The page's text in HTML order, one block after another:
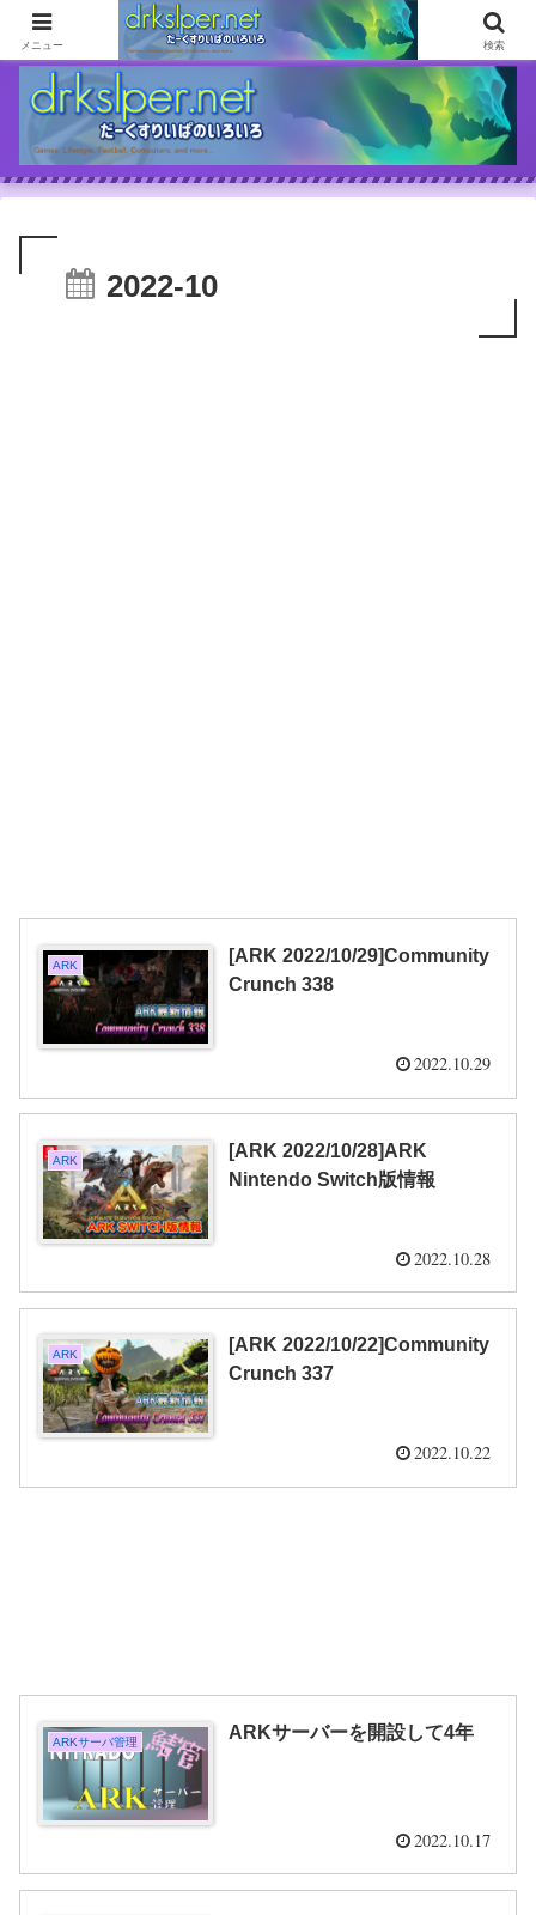
ゲームとか自分の体験談とか書いてます
2022-10
ARK
[ARK 2022/10/29]Community
Crunch 338
2022.10.29
ARK
[ARK 2022/10/28]ARK
Nintendo Switch版情報
2022.10.28
ARK
[ARK 2022/10/22]Community
Crunch 337
2022.10.22
ARKサーバ管理 ARKサーバーを開設して4年
2022.10.17
メニュー 検索